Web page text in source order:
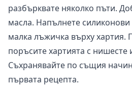
разбърквате няколко пъти.
масла. Напълнете
малка лъжичка върху хартия.
поръсите хартията с нишесте
Съхранявайте по същия
първата рецепта.